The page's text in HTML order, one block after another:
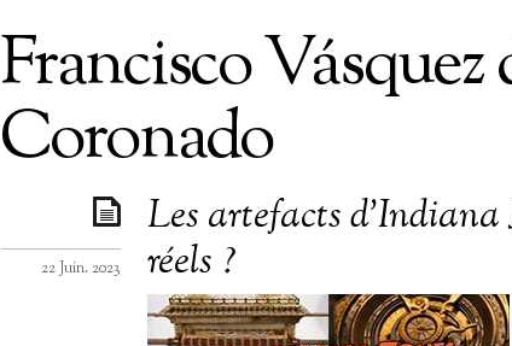
Francisco Vásquez
Coronado
Les artefacts d’Indiana
réels ?
22 Juin. 2023